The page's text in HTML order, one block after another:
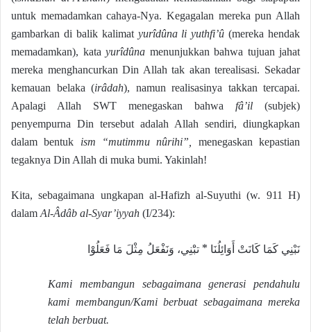
untuk memadamkan cahaya-Nya. Kegagalan mereka pun Allah
gambarkan di balik kalimat yurîdûna li yuthfi’û(mereka hendak
memadamkan), kata yurîdûna menunjukkan bahwa tujuan jahat
mereka menghancurkan Din Allah tak akan terealisasi. Sekadar
kemauan belaka (irâdah), namun realisasinya takkan tercapai.
Apalagi Allah SWT menegaskan bahwa fâ’il (subjek)
penyempurna Din tersebut adalah Allah sendiri, diungkapkan
dalam bentuk ism “mutimmu nûrihi”, menegaskan kepastian
tegaknya Din Allah di muka bumi. Yakinlah!
Kita, sebagaimana ungkapan al-Hafizh al-Suyuthi (w. 911 H)
dalam Al-Âdâb al-Syar’iyyah (I/234):
نَبْنِي كَمَا كَانَتْ أَوَائِلُنَا * تبَْنِي، وَنَفْعَلُ مِثْلَ مَا فَعَلُوْا
Kami membangun sebagaimana generasi pendahulu
kami membangun/Kami berbuat sebagaimana mereka
telah berbuat.